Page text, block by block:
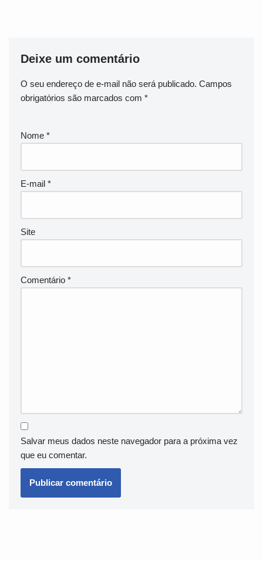
Deixe um comentário
O seu endereço de e-mail não será publicado. Campos
obrigatórios são marcados com *
Nome *
E-mail *
Site
Comentário *
Salvar meus dados neste navegador para a próxima vez
que eu comentar.